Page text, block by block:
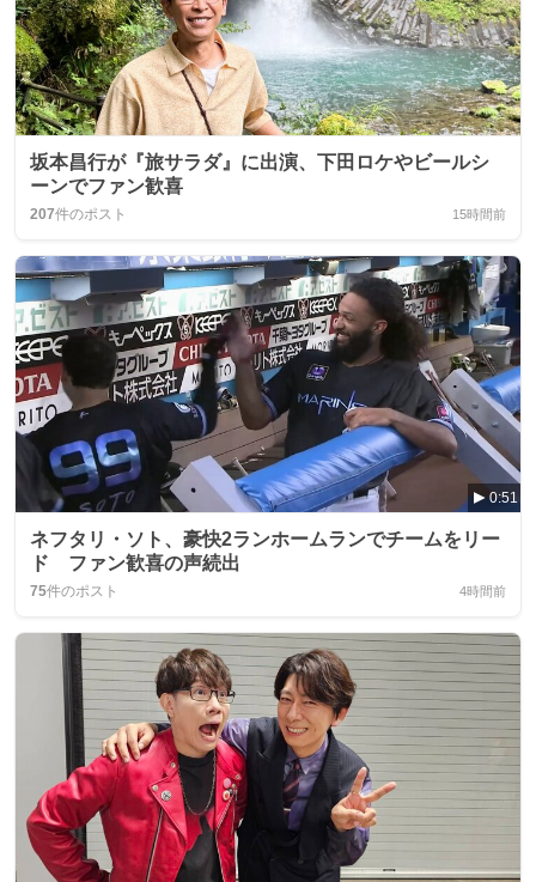
坂本昌行が『旅サラダ』に出演、下田ロケやビールシ
ーンでファン歓喜
207件のポスト 15時間前
0:51
ネフタリ・ソト、豪快2ランホームランでチームをリー
ド ファン歓喜の声続出
75件のポスト 4時間前